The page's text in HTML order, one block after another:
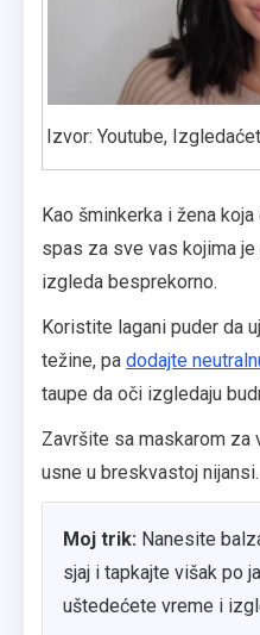
Izvor: Youtube,
Kao šminkerka i žena
spas za sve vas kojima
izgleda besprekorno.
Koristite lagani puder da
težine, pa dodajte
taupe da oči izgledaju
Završite sa maskarom za
usne u breskvastoj nijansi.
Moj trik: Nanesite
sjaj i tapkajte višak po
uštedećete vreme i